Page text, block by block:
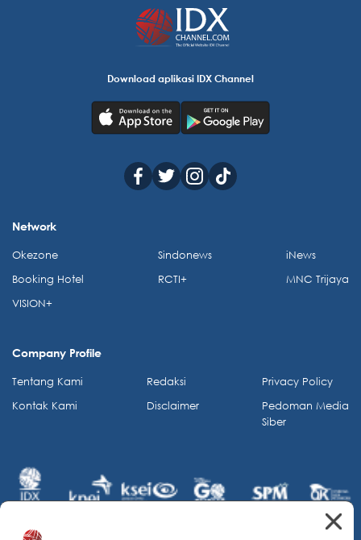
Download aplikasi IDX Channel
Network
Okezone
Booking Hotel
VISION+
Sindonews
RCTI+
iNews
MNC Trijaya
Company Profile
Tentang Kami
Kontak Kami
Redaksi
Disclaimer
Privacy Policy
Pedoman Media
Siber